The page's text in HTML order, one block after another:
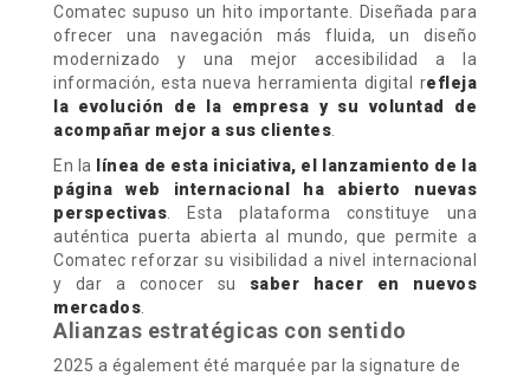
Comatec supuso un hito importante. Diseñada para
ofrecer una navegación más fluida, un diseño
modernizado y una mejor accesibilidad a la
información, esta nueva herramienta digital refleja
la evolución de la empresa y su voluntad de
acompañar mejor a sus clientes
En la
línea de esta iniciativa, el lanzamiento de la
página web internacional ha abierto nuevas
perspectivas . Esta plataforma constituye una
auténtica puerta abierta al mundo, que permite a
Comatec reforzar su visibilidad a nivel internacional
y dar a conocer su saber hacer en nuevos
mercados
Alianzas estratégicas con sentido
2025 a également été marquée par la signature de